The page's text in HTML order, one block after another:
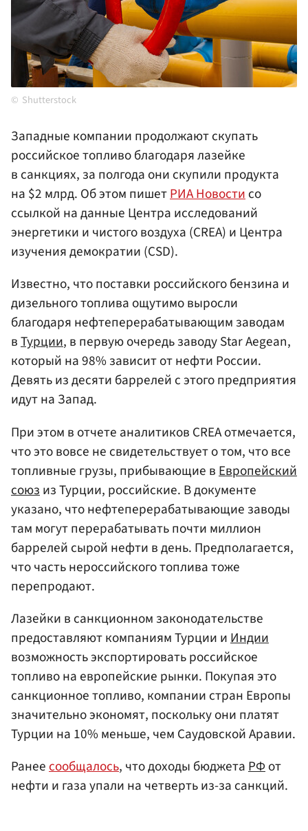
Shutterstock
Западные компании продолжают скупать
российское топливо благодаря лазейке
в санкциях, за полгода они скупили продукта
на $2 млрд. Об этом пишетРИА Новостисо
ссылкой на данные Центра исследований
энергетики и чистого воздуха (CREA) и Центра
изучения демократии (CSD).
Известно, что поставки российского бензина и
дизельного топлива ощутимо выросли
благодаря нефтеперерабатывающим заводам
вТурции, в первую очередь заводу Star Aegean,
который на 98% зависит от нефти России.
Девять из десяти баррелей с этого предприятия
идут на Запад.
При этом в отчете аналитиков CREA отмечается,
что это вовсе не свидетельствует о том, что все
топливные грузы, прибывающие в Европейский
союз из Турции, российские. В документе
указано, что нефтеперерабатывающие заводы
там могут перерабатывать почти миллион
баррелей сырой нефти в день. Предполагается,
что часть нероссийского топлива тоже
перепродают.
Лазейки в санкционном законодательстве
предоставляют компаниям Турции иИндии
возможность экспортировать российское
топливо на европейские рынки. Покупая это
санкционное топливо, компании стран Европы
значительно экономят, поскольку они платят
Турции на 10% меньше, чем Саудовской Аравии.
Ранеесообщалось, что доходы бюджетаРФот
нефти и газа упали на четверть из-за санкций.